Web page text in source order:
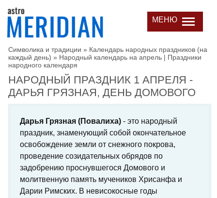
МЕНЮ
Символика и традиции » Календарь народных праздников (на
каждый день) » Народный календарь на апрель | Праздники
народного календаря
НАРОДНЫЙ ПРАЗДНИК 1 АПРЕЛЯ -
ДАРЬЯ ГРЯЗНАЯ, ДЕНЬ ДОМОВОГО
Дарья Грязная (Повалиха) - это народный
праздник, знаменующий собой окончательное
освобождение земли от снежного покрова,
проведение созидательных обрядов по
задобрению проснувшегося Домового и
молитвенную память мучеников Хрисанфа и
Дарии Римских. В невисокосные годы